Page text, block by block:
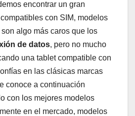
encontrar un gran
con SIM, modelos
algo más caros que los
de datos, pero no mucho
una tablet compatible con
en las clásicas marcas
conoce a continuación
con los mejores modelos
en el mercado, modelos